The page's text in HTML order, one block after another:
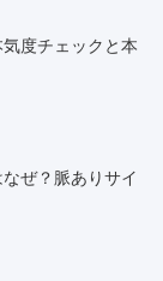
度チェックと本
ぜ？脈ありサイ